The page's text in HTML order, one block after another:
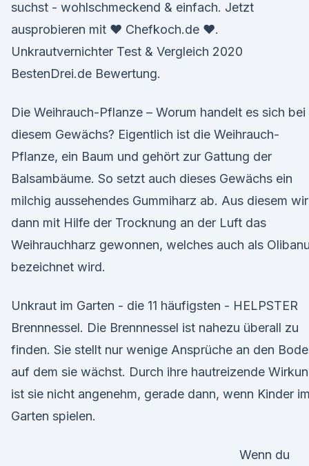
suchst - wohlschmeckend & einfach. Jetzt
ausprobieren mit ♥ Chefkoch.de ♥.
Unkrautvernichter Test & Vergleich 2020
BestenDrei.de Bewertung.
Die Weihrauch-Pflanze – Worum handelt es sich bei
diesem Gewächs? Eigentlich ist die Weihrauch-
Pflanze, ein Baum und gehört zur Gattung der
Balsambäume. So setzt auch dieses Gewächs ein
milchig aussehendes Gummiharz ab. Aus diesem
dann mit Hilfe der Trocknung an der Luft das
Weihrauchharz gewonnen, welches auch als
bezeichnet wird.
Unkraut im Garten - die 11 häufigsten - HELPSTER
Brennnessel. Die Brennnessel ist nahezu überall zu
finden. Sie stellt nur wenige Ansprüche an den
auf dem sie wächst. Durch ihre hautreizende
ist sie nicht angenehm, gerade dann, wenn Kinder
Garten spielen.
Wenn du